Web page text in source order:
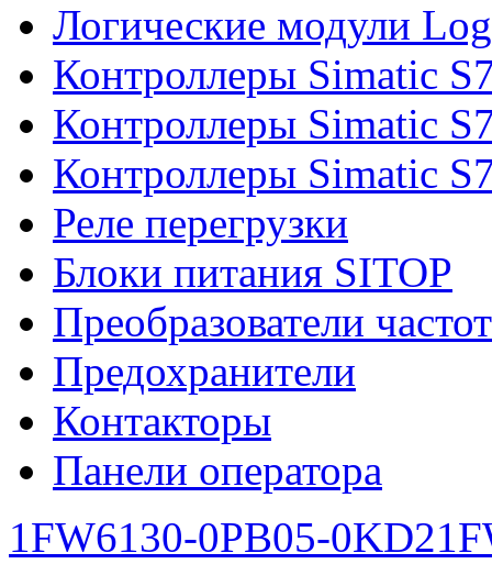
Логические модули
Контроллеры Simatic
Контроллеры Simatic
Контроллеры Simatic
Реле перегрузки
Блоки питания SITOP
Преобразователи
Предохранители
Контакторы
Панели оператора
1FW6130-0PB05-0KD2